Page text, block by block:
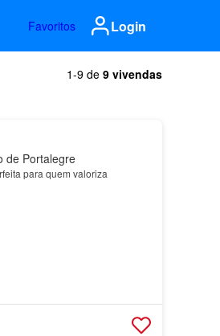
Favoritos Login
1-9 de 9 vivendas
de Portalegre
para quem valoriza